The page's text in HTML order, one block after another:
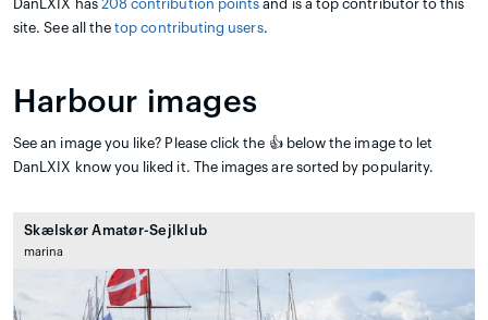
DanLXIX has 208 contribution points and is a top contributor to this
site. See all thetop contributing users.
Harbour images
See an image you like? Please click the 👍 below the image to let
DanLXIX know you liked it. The images are sorted by popularity.
Skælskør Amatør-Sejlklub
marina